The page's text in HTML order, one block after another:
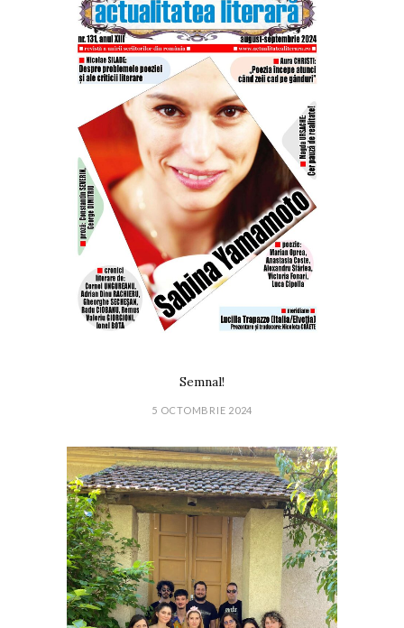
Semnal!
5 OCTOMBRIE 2024